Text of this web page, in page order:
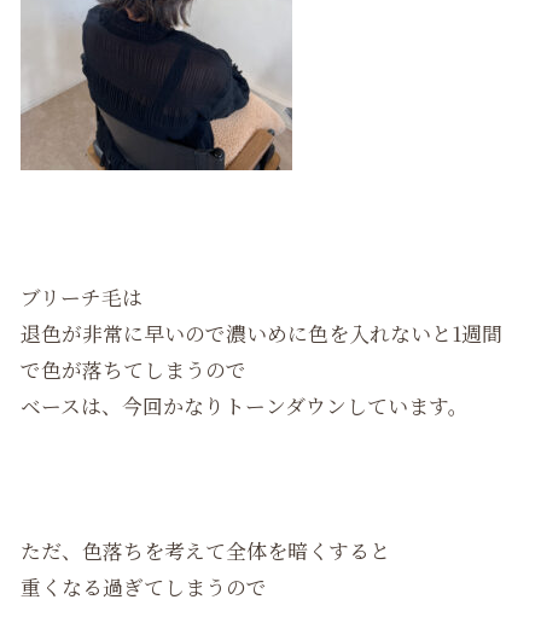
ブリーチ毛は
退色が非常に早いので濃いめに色を入れないと1週間
で色が落ちてしまうので
ベースは、今回かなりトーンダウンしています。
ただ、色落ちを考えて全体を暗くすると
重くなる過ぎてしまうので